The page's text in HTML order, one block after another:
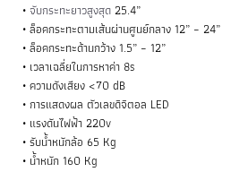
จับกระทะยาวสูงสุด25.4”
ล็อคกระทะตามเส้นผ่านศูนย์กลาง 12” – 24”
ล็อคกระทะด้านกว้าง 1.5” – 12”
เวลาเฉลี่ยในการหาค่า 8s
ความดังเสียง <70 dB
การแสดงผล ตัวเลขดิจิตอล LED
แรงดันไฟฟ้า 220v
รับน้ำหนักล้อ 65 Kg
น้ำหนัก 160 Kg